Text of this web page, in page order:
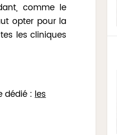
comme le
opter pour la
les cliniques
dédié :les